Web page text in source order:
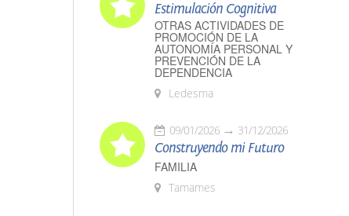
Estimulación Cognitiva
OTRAS ACTIVIDADES DE
PROMOCIÓN DE LA
AUTONOMÍA PERSONAL Y
PREVENCIÓN DE LA
DEPENDENCIA
Ledesma
09/01/2026 31/12/2026
Construyendo mi Futuro
FAMILIA
Tamames